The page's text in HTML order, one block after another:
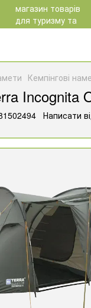
Кемпінгові
Incognita
Написати